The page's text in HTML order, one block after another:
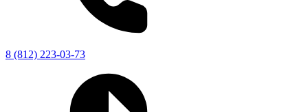
8 (812) 223-03-73